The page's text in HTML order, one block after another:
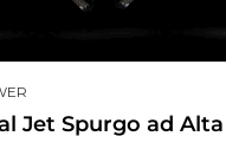
Jet Spurgo ad Alta